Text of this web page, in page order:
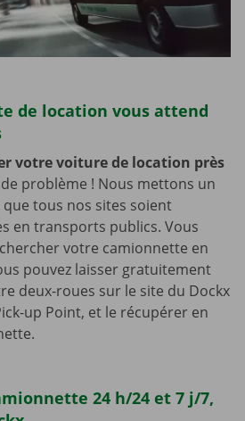
de location vous attend
votre voiture de location près
de problème ! Nous mettons un
tous nos sites soient
en transports publics. Vous
votre camionnette en
pouvez laisser gratuitement
deux-roues sur le site du Dockx
up Point, et le récupérer en
24 h/24 et 7 j/7,